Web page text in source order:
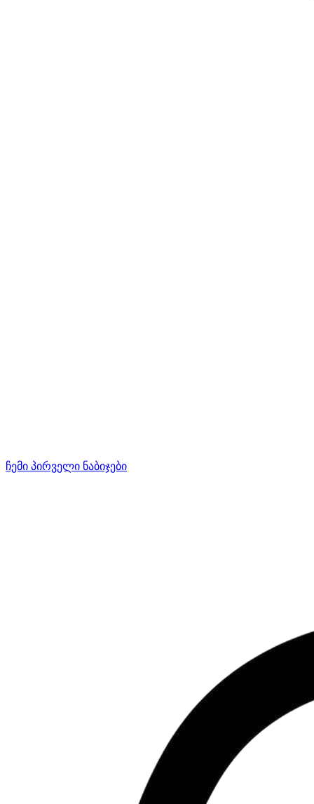
ჩემი პირველი ნაბიჯები